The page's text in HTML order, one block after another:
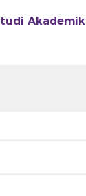
Akademik